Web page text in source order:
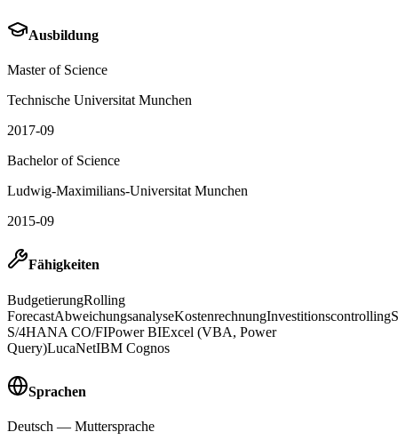
Ausbildung
Master of Science
Technische Universitat Munchen
2017-09
Bachelor of Science
Ludwig-Maximilians-Universitat Munchen
2015-09
Fähigkeiten
BudgetierungRolling
ForecastAbweichungsanalyseKostenrechnungInvestitionscontrolling
S/4HANA CO/FIPower BIExcel (VBA, Power
Query)LucaNetIBM Cognos
Sprachen
Deutsch — Muttersprache